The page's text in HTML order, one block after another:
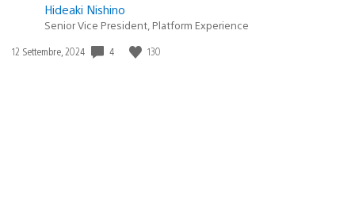
Hideaki Nishino
Senior Vice President, Platform Experience
Data
12 Settembre, 2024 4 130